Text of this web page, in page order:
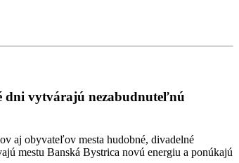
dni vytvárajú nezabudnuteľnú
aj obyvateľov mesta hudobné, divadelné
mestu Banská Bystrica novú energiu a ponúkajú